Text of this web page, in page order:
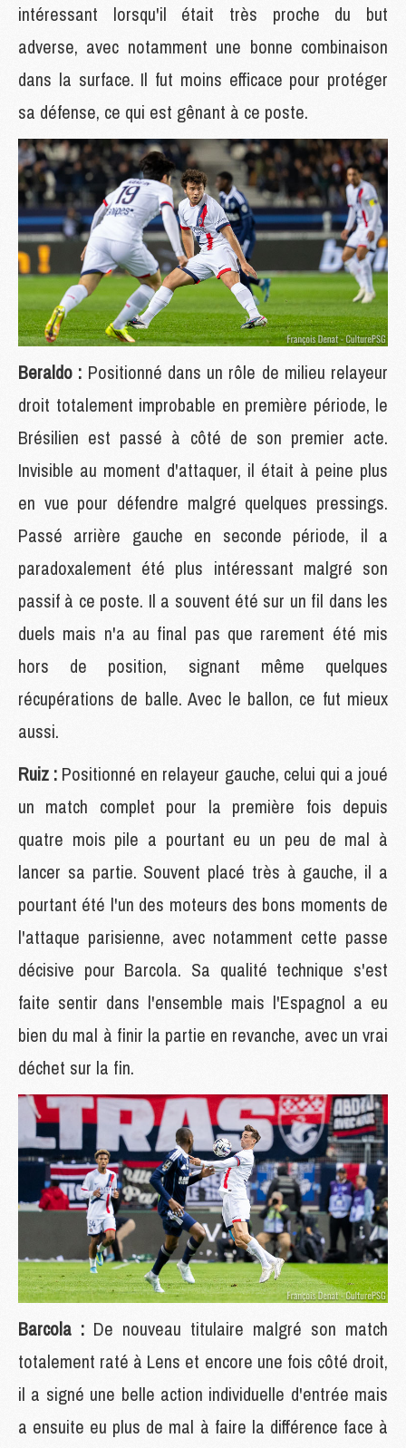
intéressant lorsqu'il était très proche du but
adverse, avec notamment une bonne combinaison
dans la surface. Il fut moins efficace pour protéger
sa défense, ce qui est gênant à ce poste.
Beraldo : Positionné dans un rôle de milieu relayeur
droit totalement improbable en première période, le
Brésilien est passé à côté de son premier acte.
Invisible au moment d'attaquer, il était à peine plus
en vue pour défendre malgré quelques pressings.
Passé arrière gauche en seconde période, il a
paradoxalement été plus intéressant malgré son
passif à ce poste. Il a souvent été sur un fil dans les
duels mais n'a au final pas que rarement été mis
hors de position, signant même quelques
récupérations de balle. Avec le ballon, ce fut mieux
aussi.
Ruiz : Positionné en relayeur gauche, celui qui a joué
un match complet pour la première fois depuis
quatre mois pile a pourtant eu un peu de mal à
lancer sa partie. Souvent placé très à gauche, il a
pourtant été l'un des moteurs des bons moments de
l'attaque parisienne, avec notamment cette passe
décisive pour Barcola. Sa qualité technique s'est
faite sentir dans l'ensemble mais l'Espagnol a eu
bien du mal à finir la partie en revanche, avec un vrai
déchet sur la fin.
Barcola : De nouveau titulaire malgré son match
totalement raté à Lens et encore une fois côté droit,
il a signé une belle action individuelle d'entrée mais
a ensuite eu plus de mal à faire la différence face à